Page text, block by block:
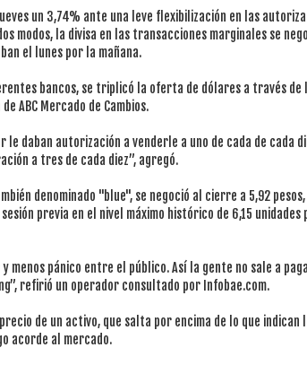
un 3,74% ante una leve flexibilización en las
modos, la divisa en las transacciones marginales se
el lunes por la mañana.
bancos, se triplicó la oferta de dólares a través de
ABC Mercado de Cambios.
daban autorización a venderle a uno de cada de cada
a tres de cada diez”, agregó.
denominado "blue", se negoció al cierre a 5,92 pesos,
previa en el nivel máximo histórico de 6,15 unidades
menos pánico entre el público. Así la gente no sale a
refirió un operador consultado por Infobae.com.
de un activo, que salta por encima de lo que indican
acorde al mercado.